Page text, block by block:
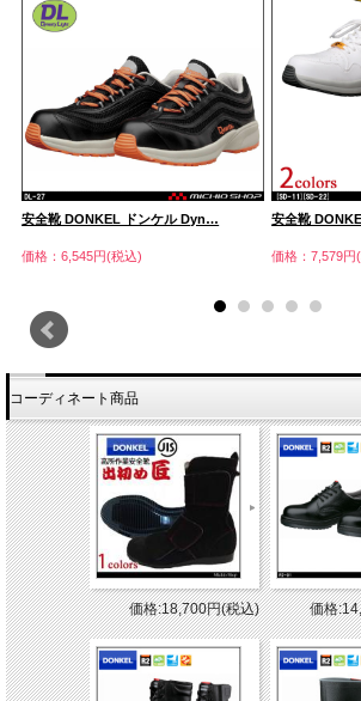
安全靴 DONKEL ドンケル Dyn…
価格：6,545円(税込)
安全靴
価格：7,579円
コーディネート商品
価格:18,700円(税込) 価格